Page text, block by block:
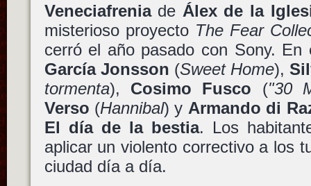
Veneciafreniade Álex de la
misterioso proyecto The Fear
cerró el año pasado con Sony.
García Jonsson (Sweet Home),
tormenta), Cosimo Fusco ("30
Verso (Hannibal) y Armando di
El día de la bestia. Los
aplicar un violento correctivo a los
ciudad día a día.